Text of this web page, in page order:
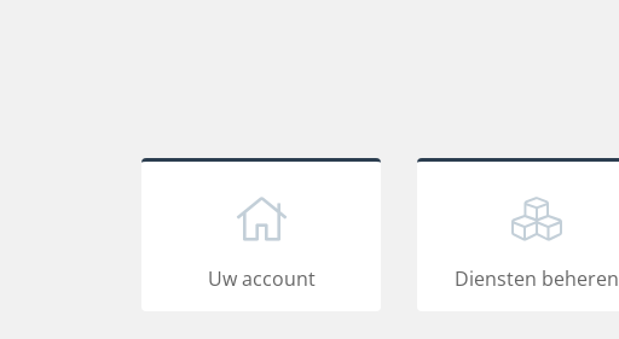
Uw account Diensten beheren